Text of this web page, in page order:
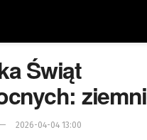
Świąt
2026-04-04 13:00